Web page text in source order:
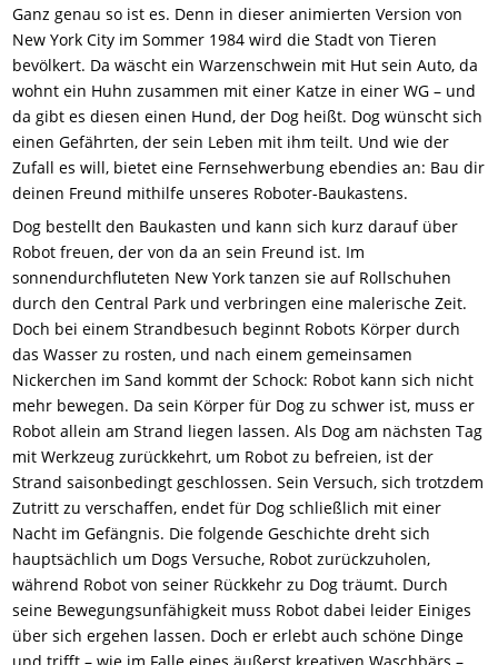
Ganz genau so ist es. Denn in dieser animierten Version von
New York City im Sommer 1984 wird die Stadt von Tieren
bevölkert. Da wäscht ein Warzenschwein mit Hut sein Auto, da
wohnt ein Huhn zusammen mit einer Katze in einer WG – und
da gibt es diesen einen Hund, der Dog heißt. Dog wünscht sich
einen Gefährten, der sein Leben mit ihm teilt. Und wie der
Zufall es will, bietet eine Fernsehwerbung ebendies an: Bau dir
deinen Freund mithilfe unseres Roboter-Baukastens.
Dog bestellt den Baukasten und kann sich kurz darauf über
Robot freuen, der von da an sein Freund ist. Im
sonnendurchfluteten New York tanzen sie auf Rollschuhen
durch den Central Park und verbringen eine malerische Zeit.
Doch bei einem Strandbesuch beginnt Robots Körper durch
das Wasser zu rosten, und nach einem gemeinsamen
Nickerchen im Sand kommt der Schock: Robot kann sich nicht
mehr bewegen. Da sein Körper für Dog zu schwer ist, muss er
Robot allein am Strand liegen lassen. Als Dog am nächsten Tag
mit Werkzeug zurückkehrt, um Robot zu befreien, ist der
Strand saisonbedingt geschlossen. Sein Versuch, sich trotzdem
Zutritt zu verschaffen, endet für Dog schließlich mit einer
Nacht im Gefängnis. Die folgende Geschichte dreht sich
hauptsächlich um Dogs Versuche, Robot zurückzuholen,
während Robot von seiner Rückkehr zu Dog träumt. Durch
seine Bewegungsunfähigkeit muss Robot dabei leider Einiges
über sich ergehen lassen. Doch er erlebt auch schöne Dinge